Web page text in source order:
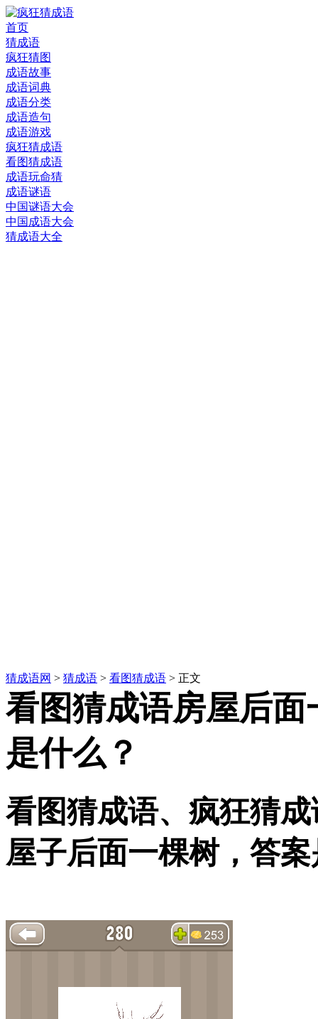
首页
猜成语
疯狂猜图
成语故事
成语词典
成语分类
成语造句
成语游戏
疯狂猜成语
看图猜成语
成语玩命猜
成语谜语
中国谜语大会
中国成语大会
猜成语大全
猜成语网 > 猜成语 > 看图猜成语 > 正文
看图猜成语房屋后面
是什么？
看图猜成语、疯狂猜
屋子后面一棵树，答